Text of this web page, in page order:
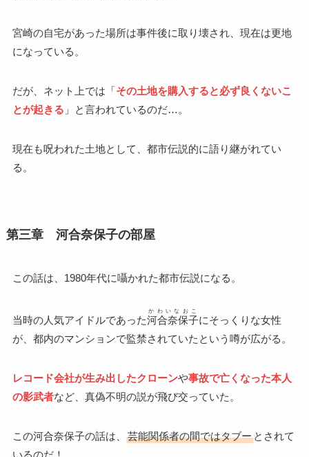
宮崎の自宅があった場所は事件後に取り壊され、現在は更地
になっている。
だが、ネット上では「 その土地を購入すると必ず良くないこ
とが起きる 」と言われているのだ…。
現在も呪われた土地として、都市伝説的に語り継がれてい
る。
第三章 河合奈保子の部屋
この話は、1980年代に囁かれた都市伝説になる。
当時の人気アイドルであった河合奈保子
かわいなおこ
にそっくりな女性
が、都内のマンションで監禁されていたという噂が広がる。
レコード会社が生み出したクローンや事故で亡くなった本人
の影武者など、真偽不明の説が飛び交っていた。
この河合奈保子の話は、 芸能関係者の間ではタブーとされて